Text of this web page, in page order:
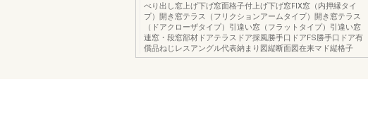
べり出し窓上げ下げ窓面格子付上げ下げ窓FIX窓（内押縁タイ
プ）開き窓テラス（フリクションアームタイプ）開き窓テラス
（ドアクローザタイプ）引違い窓（フラットタイプ）引違い窓
連窓・段窓部材ドアテラスドア採風勝手口ドアFS勝手口ドア有
償品ねじレスアングル代表納まり図縦断面図在来マド縦格子